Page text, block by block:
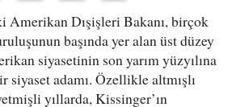
Amerikan Dışişleri Bakanı, birçok
başında yer alan üst düzey
siyasetinin son yarım yüzyılına
siyaset adamı. Özellikle altmışlı
yıllarda, Kissinger’ın